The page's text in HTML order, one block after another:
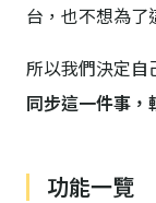
台，也不想為了
所以我們決定自
同步這一件事，
功能一覽